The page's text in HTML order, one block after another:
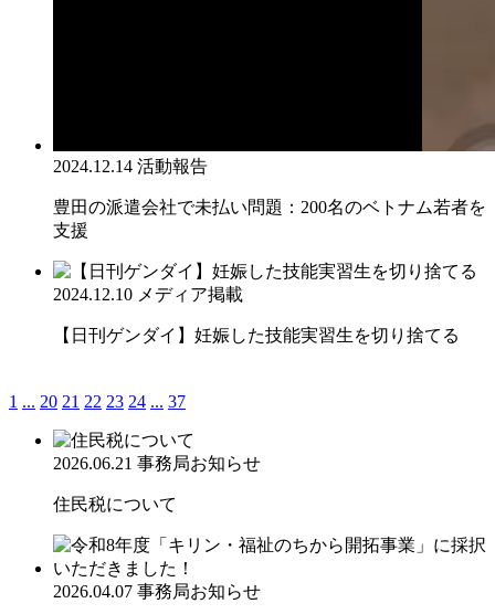
2024.12.14 活動報告
豊田の派遣会社で未払い問題：200名のベトナム若者を
支援
2024.12.10 メディア掲載
【日刊ゲンダイ】妊娠した技能実習生を切り捨てる
1 ... 20 21 22 23 24 ... 37
2026.06.21 事務局お知らせ
住民税について
2026.04.07 事務局お知らせ